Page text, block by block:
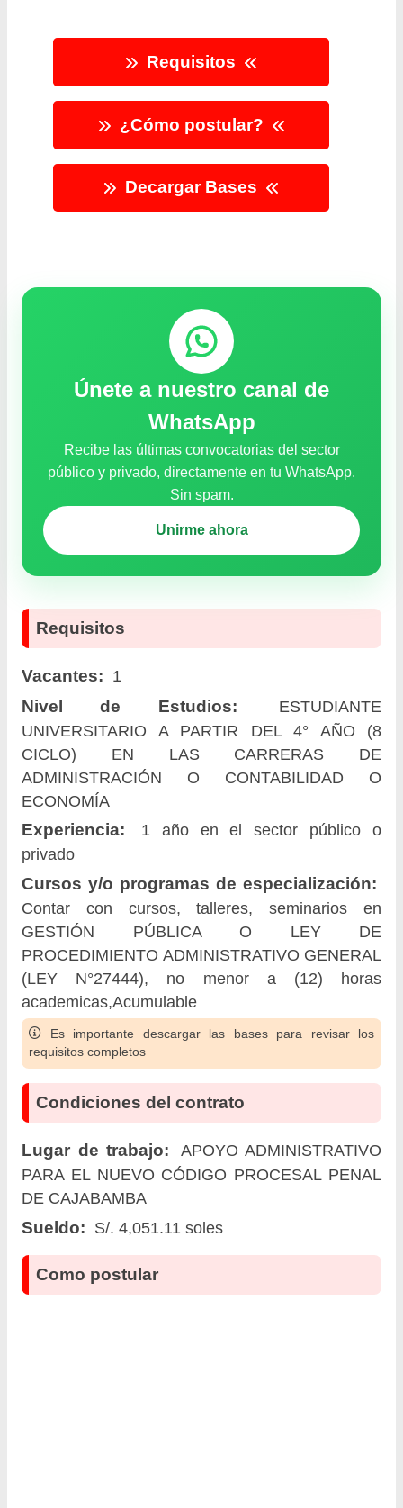
Requisitos
¿Cómo postular?
Decargar Bases
Únete a nuestro canal de
WhatsApp
Recibe las últimas convocatorias del sector
público y privado, directamente en tu WhatsApp.
Sin spam.
Unirme ahora
Requisitos
Vacantes: 1
Nivel de Estudios:
ESTUDIANTE
UNIVERSITARIO A PARTIR DEL 4° AÑO (8
CICLO) EN LAS CARRERAS DE
ADMINISTRACIÓN O CONTABILIDAD O
ECONOMÍA
Experiencia:
1 año en el sector público o
privado
Cursos y/o programas de especialización:
Contar con cursos, talleres, seminarios en
GESTIÓN PÚBLICA O LEY DE
PROCEDIMIENTO ADMINISTRATIVO GENERAL
(LEY N°27444), no menor a (12) horas
academicas,Acumulable
Es importante descargar las bases para revisar los
requisitos completos
Condiciones del contrato
Lugar de trabajo:
APOYO ADMINISTRATIVO
PARA EL NUEVO CÓDIGO PROCESAL PENAL
DE CAJABAMBA
Sueldo: S/. 4,051.11 soles
Como postular